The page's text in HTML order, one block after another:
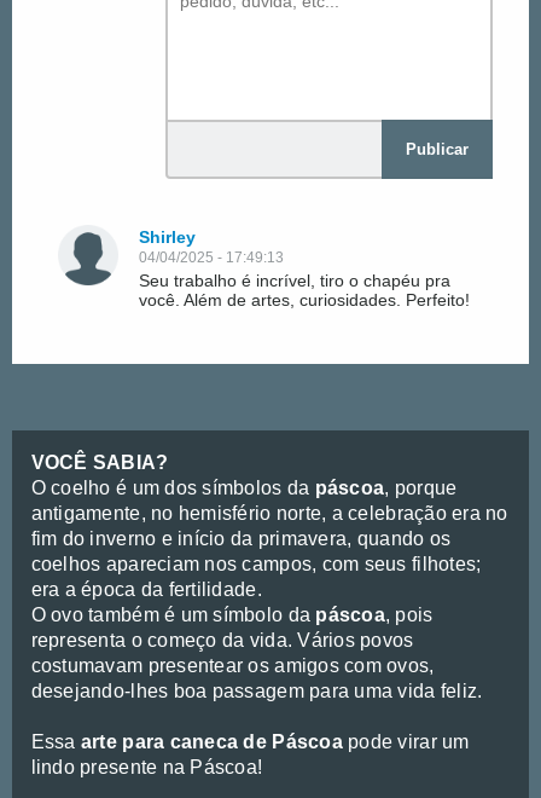
Publicar
Shirley
04/04/2025 - 17:49:13
Seu trabalho é incrível, tiro o chapéu pra
você. Além de artes, curiosidades. Perfeito!
VOCÊ SABIA?
O coelho é um dos símbolos da páscoa, porque
antigamente, no hemisfério norte, a celebração era no
fim do inverno e início da primavera, quando os
coelhos apareciam nos campos, com seus filhotes;
era a época da fertilidade.
O ovo também é um símbolo da páscoa, pois
representa o começo da vida. Vários povos
costumavam presentear os amigos com ovos,
desejando-lhes boa passagem para uma vida feliz.
Essa arte para caneca de Páscoapode virar um
lindo presente na Páscoa!